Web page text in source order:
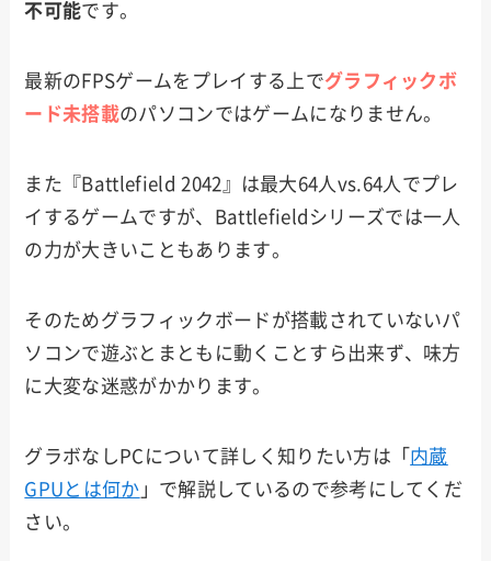
不可能です。
最新のFPSゲームをプレイする上でグラフィックボ
ード未搭載のパソコンではゲームになりません。
また『Battlefield 2042』は最大64人vs.64人でプレ
イするゲームですが、Battlefieldシリーズでは一人
の力が大きいこともあります。
そのためグラフィックボードが搭載されていないパ
ソコンで遊ぶとまともに動くことすら出来ず、味方
に大変な迷惑がかかります。
グラボなしPCについて詳しく知りたい方は「 内蔵
GPUとは何か 」で解説しているので参考にしてくだ
さい。